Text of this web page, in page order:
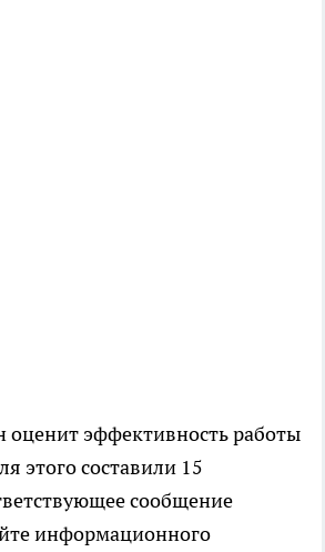
эффективность работы
этого составили 15
сообщение
информационного